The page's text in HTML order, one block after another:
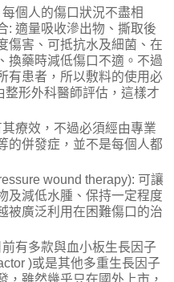
個人的傷口狀況不盡相
: 適量吸收滲出物、撕取後
傷害、可抵抗水及細菌、在
換藥時減低傷口不適。不過
有患者，所以敷料的使用必
整形外科醫師評估，這樣才
療效，不過必須經由專業
的併發症，並不是每個人都
wound therapy): 可讓
及減低水腫、保持一定程度
被廣泛利用在困難傷口的治
有多款與血小板生長因子
)或是其他多重生長因子
，雖然幾乎只在國外上市，